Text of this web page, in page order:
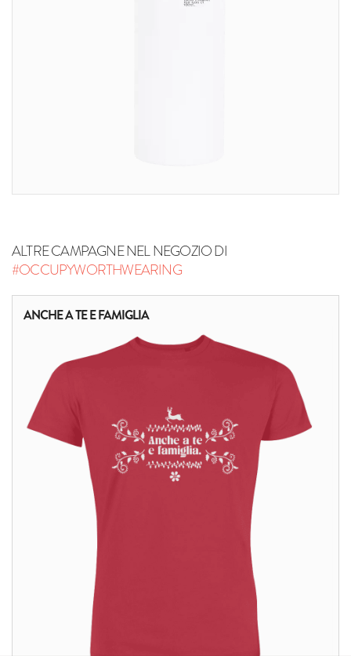
ALTRE CAMPAGNE NEL NEGOZIO DI
#OCCUPYWORTHWEARING
ANCHE A TE E FAMIGLIA